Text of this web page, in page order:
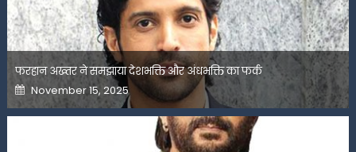
फरहान अख्तर ने समझाया देशभक्ति और अंधभक्ति का फर्क
Posted
on
November 15, 2025